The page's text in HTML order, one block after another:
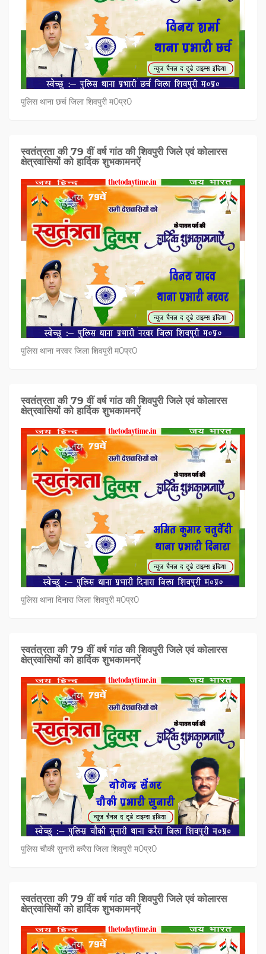
पुलिस थाना छर्च जिला शिवपुरी म0प्र0
स्वतंत्रता की 79 वीं वर्ष गांठ की शिवपुरी जिले एवं कोलारस
क्षेत्रवासियों को हार्दिक शुभकामनऐं
पुलिस थाना नरवर जिला शिवपुरी म0प्र0
स्वतंत्रता की 79 वीं वर्ष गांठ की शिवपुरी जिले एवं कोलारस
क्षेत्रवासियों को हार्दिक शुभकामनऐं
पुलिस थाना दिनारा जिला शिवपुरी म0प्र0
स्वतंत्रता की 79 वीं वर्ष गांठ की शिवपुरी जिले एवं कोलारस
क्षेत्रवासियों को हार्दिक शुभकामनऐं
पुलिस चौकी सुनारी करैरा जिला शिवपुरी म0प्र0
स्वतंत्रता की 79 वीं वर्ष गांठ की शिवपुरी जिले एवं कोलारस
क्षेत्रवासियों को हार्दिक शुभकामनऐं